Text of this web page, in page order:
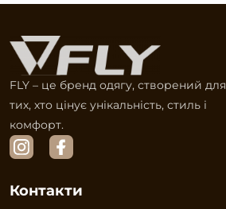
FLY – це бренд одягу, створений для
тих, хто цінує унікальність, стиль і
комфорт.
Контакти